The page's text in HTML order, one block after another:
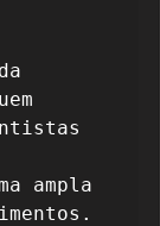
ampla